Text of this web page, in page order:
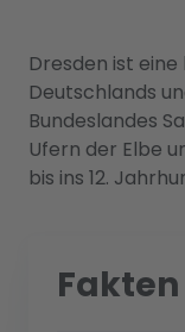
Dresden ist
Deutschlands
Bundeslandes
Ufern der Elbe
bis ins 12.
Fakten